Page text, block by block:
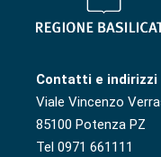
Contatti e indirizzi
Viale Vincenzo
85100 Potenza PZ
Tel 0971 661111